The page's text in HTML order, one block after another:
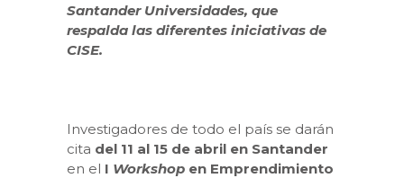
Santander Universidades, que
respalda las diferentes iniciativas de
CISE.
Investigadores de todo el país se darán
cita del 11 al 15 de abril en Santander
en el I Workshop en Emprendimiento